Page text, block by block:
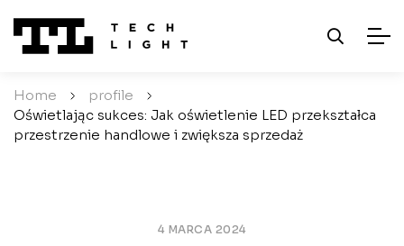
Home / profile
/
Oświetlając sukces: Jak oświetlenie LED przekształca
przestrzenie handlowe i zwiększa sprzedaż
4 MARCA 2024